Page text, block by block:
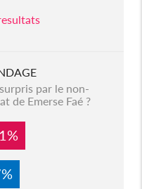
par le non-
de Emerse Faé ?